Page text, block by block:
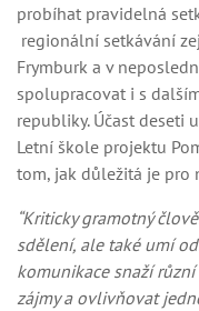
probíhat pravidelná
regionální setkávání
Frymburk a v
spolupracovat i s
republiky. Účast deseti
Letní škole projektu
tom, jak důležitá je pro
“Kriticky gramotný
sdělení, ale také umí
komunikace snaží
zájmy a ovlivňovat